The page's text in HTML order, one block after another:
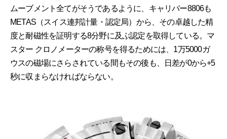
ムーブメント全てがそうであるように、キャリバー8806も
METAS（スイス連邦計量・認定局）から、その卓越した精
度と耐磁性を証明する8分野に及ぶ認定を取得している。マ
スター クロノメーターの称号を得るためには、1万5000ガ
ウスの磁場にさらされている間もその後も、日差が0から+5
秒に収まらなければならない。